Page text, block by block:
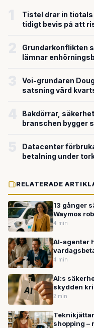
Tistel drar in
tidigt bevis på att
Grundarkonflikten
lämnar
Voi-grundaren
satsning värd
Bakdörrar,
branschen bygger
Datacenter
betalning under
RELATERADE
13 gånger
Waymos
4 min
AI-agenter
4 min
AI:s
skydden
2 min
shopping –